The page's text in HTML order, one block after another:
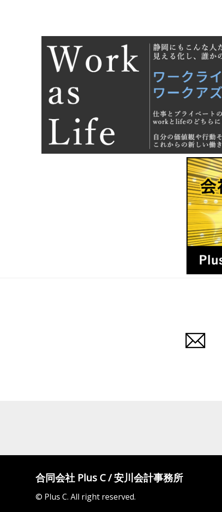
合同会社 Plus C / 安川会計事務所
© Plus C. All right reserved.